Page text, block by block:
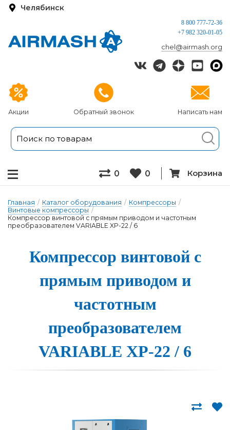
Челябинск
Акции Обратный звонок Написать нам
8 800 777-72-36
+7 982 320-01-05
chel@airmash.org
0 0 Корзина
Главная / Каталог оборудования / Компрессоры /
Винтовые компрессоры /
Компрессор винтовой с прямым приводом и частотным
преобразователем VARIABLE XP-22 / 6
Компрессор вин­то­вой с
пря­мым при­во­дом и
час­тотным
пре­об­ра­зо­ва­те­лем
VARIABLE XP-22 / 6